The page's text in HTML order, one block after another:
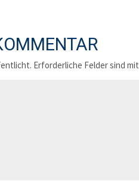
Erforderliche Felder sind mit